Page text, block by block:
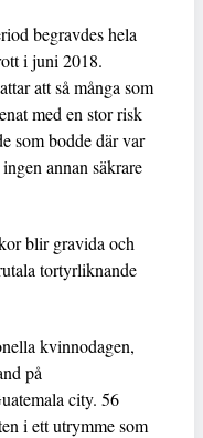
begravdes hela
i juni 2018.
att så många som
med en stor risk
som bodde där var
annan säkrare
blir gravida och
tortyrliknande
kvinnodagen,
på
city. 56
i ett utrymme som